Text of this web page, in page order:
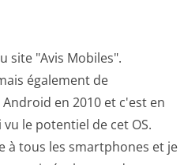
site "Avis Mobiles".
également de
en 2010 et c'est en
le potentiel de cet OS.
à tous les smartphones et je